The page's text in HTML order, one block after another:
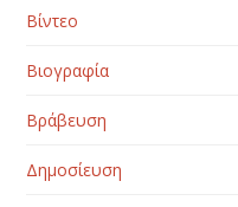
Βίντεο
Βιογραφία
Βράβευση
Δημοσίευση